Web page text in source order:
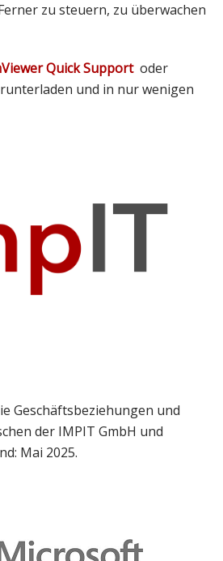
zu steuern, zu überwachen
Quick Support oder
und in nur wenigen
Geschäftsbeziehungen und
der IMPIT GmbH und
Mai 2025.